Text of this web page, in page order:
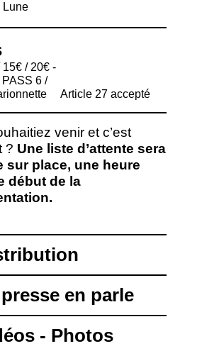
Lune
15€ / 20€ -
PASS 6 /
Article 27 accepté
venir et c’est
? Une liste d’attente sera
sur place, une heure
début de la
en parle
- Photos